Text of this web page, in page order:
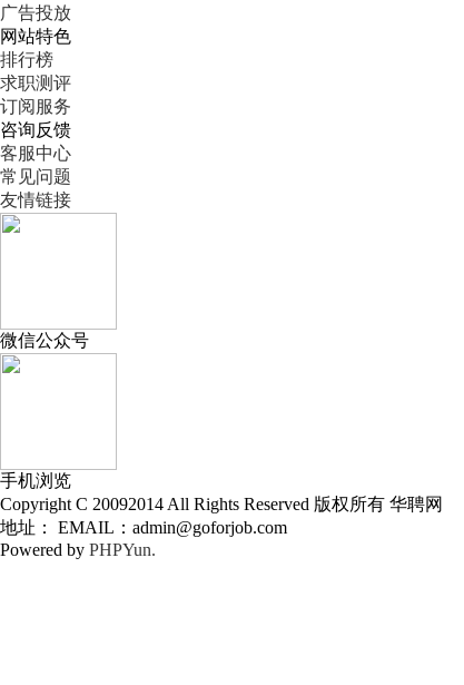
广告投放
网站特色
排行榜
求职测评
订阅服务
咨询反馈
客服中心
常见问题
友情链接
微信公众号
手机浏览
Copyright C 20092014 All Rights Reserved 版权所有 华聘网
地址： EMAIL：admin@goforjob.com
Powered by PHPYun.